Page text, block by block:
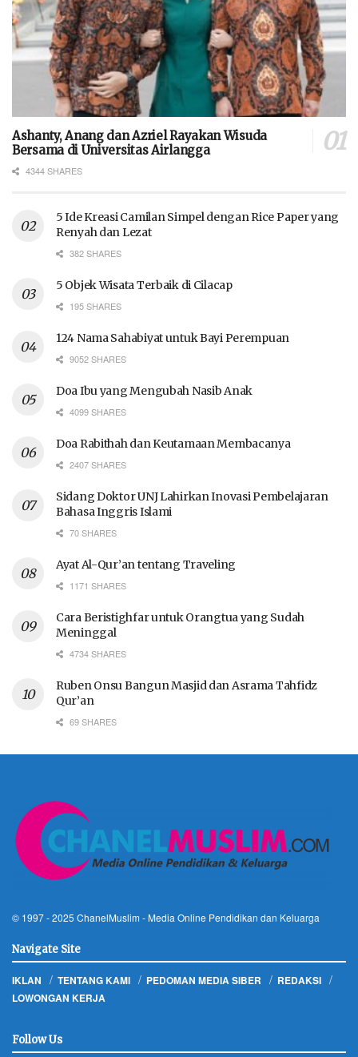
Ashanty, Anang dan Azriel Rayakan Wisuda
Bersama di Universitas Airlangga
4344 SHARES
5 Ide Kreasi Camilan Simpel dengan Rice Paper yang
Renyah dan Lezat
382 SHARES
5 Objek Wisata Terbaik di Cilacap
195 SHARES
124 Nama Sahabiyat untuk Bayi Perempuan
9052 SHARES
Doa Ibu yang Mengubah Nasib Anak
4099 SHARES
Doa Rabithah dan Keutamaan Membacanya
2407 SHARES
Sidang Doktor UNJ Lahirkan Inovasi Pembelajaran
Bahasa Inggris Islami
70 SHARES
Ayat Al-Qur’an tentang Traveling
1171 SHARES
Cara Beristighfar untuk Orangtua yang Sudah
Meninggal
4734 SHARES
Ruben Onsu Bangun Masjid dan Asrama Tahfidz
Qur’an
69 SHARES
© 1997 - 2025 ChanelMuslim - Media Online Pendidikan dan Keluarga
Navigate Site
IKLAN TENTANG KAMI PEDOMAN MEDIA SIBER
REDAKSI
LOWONGAN KERJA
Follow Us